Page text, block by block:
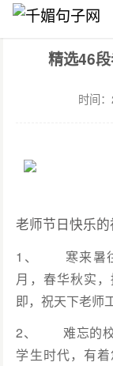
千媚句子网 节日
精选46
时间
老师节日快乐
1、 寒来暑往
月，春华秋实
即，祝天下老师
2、 难忘的校
学生时代，有